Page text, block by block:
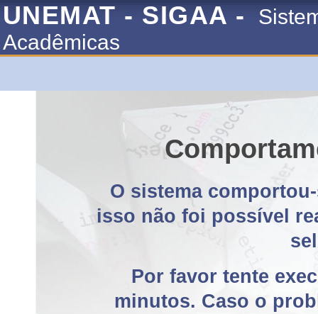
UNEMAT - SIGAA -
Acadêmicas
O sistema
isso não foi possível
Por favor tente
minutos. Caso o